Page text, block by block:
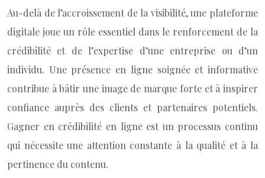
Au-delà de l’accroissement de la visibilité, une plateforme
digitale joue un rôle essentiel dans le renforcement de la
crédibilité et de l’expertise d’une entreprise ou d’un
individu. Une présence en ligne soignée et informative
contribue à bâtir une image de marque forte et à inspirer
confiance auprès des clients et partenaires potentiels.
Gagner en crédibilité en ligne est un processus continu
qui nécessite une attention constante à la qualité et à la
pertinence du contenu.